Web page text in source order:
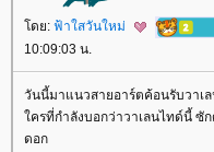
ดย: ฟ้าใสวันใหม่
10:09:03 น.
วันนี้มาแนวสายอาร์ตค้อนรับวาเล
ครที่กำลังบอกว่าวาเลนไทด์นี้ ซั
ดอก